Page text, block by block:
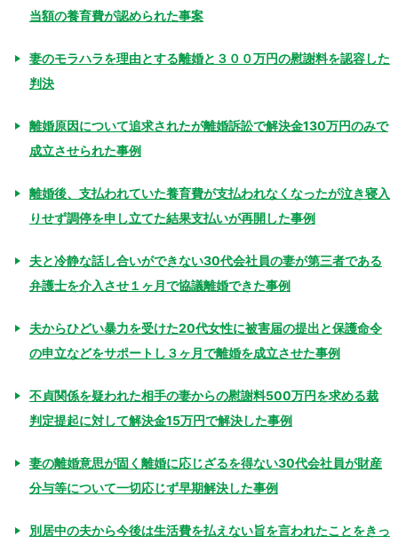
当額の養育費が認められた事案
妻のモラハラを理由とする離婚と３００万円の慰謝料を認容した
判決
離婚原因について追求されたが離婚訴訟で解決金130万円のみで
成立させられた事例
離婚後、支払われていた養育費が支払われなくなったが泣き寝入
りせず調停を申し立てた結果支払いが再開した事例
夫と冷静な話し合いができない30代会社員の妻が第三者である
弁護士を介入させ１ヶ月で協議離婚できた事例
夫からひどい暴力を受けた20代女性に被害届の提出と保護命令
の申立などをサポートし３ヶ月で離婚を成立させた事例
不貞関係を疑われた相手の妻からの慰謝料500万円を求める裁
判定提起に対して解決金15万円で解決した事例
妻の離婚意思が固く離婚に応じざるを得ない30代会社員が財産
分与等について一切応じず早期解決した事例
別居中の夫から今後は生活費を払えない旨を言われたことをきっ